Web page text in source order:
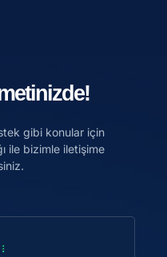
gibi konular için
ile bizimle iletişime